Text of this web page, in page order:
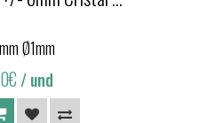
Ø1mm
/ und